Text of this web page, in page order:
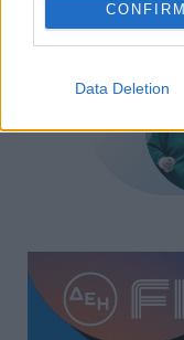
CONFIRM
Data Deletion